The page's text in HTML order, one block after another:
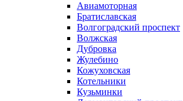
Авиамоторная
Братиславская
Волгоградский проспект
Волжская
Дубровка
Жулебино
Кожуховская
Котельники
Кузьминки